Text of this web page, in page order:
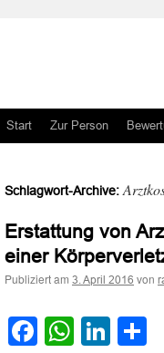
Zum
springen
Start Zur Person
Schlagwort-Archive:
Erstattung von
einer
Publiziert am 3. April 2016 von
Facebook